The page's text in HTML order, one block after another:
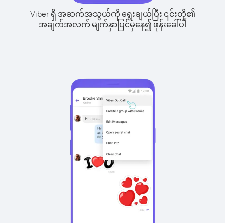
Viber ရှိ အဆက်အသွယ်ကို ရွေးချယ်ပြီး ၎င်းတို့၏
အချက်အလက် မျက်နှာပြင်မှနေ၍ ဖုန်းခေါ်ပါ